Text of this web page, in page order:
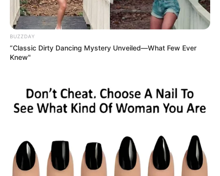
Stadt/Ort: Berlin
Beginn: 22.08.2026 14:00 Uhr
Ende: 22.08.2026 15:30 Uhr
Eintrittspreis: 10
Weitere Informationen:
alle Veranstaltungen anzeigen
Karneval, Fasching und Fastnacht
Klassik und Theater
BUZZDAY
“Classic Dirty Dancing Mystery Unveiled—What Few Ever
Knew"